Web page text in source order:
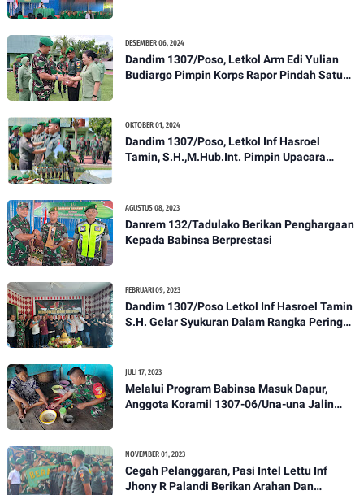
DESEMBER 06, 2024
Dandim 1307/Poso, Letkol Arm Edi Yulian
Budiargo Pimpin Korps Rapor Pindah Satuan
OKTOBER 01, 2024
Dandim 1307/Poso, Letkol Inf Hasroel
Tamin, S.H.,M.Hub.Int. Pimpin Upacara
AGUSTUS 08, 2023
Danrem 132/Tadulako Berikan Penghargaan
Kepada Babinsa Berprestasi
FEBRUARI 09, 2023
Dandim 1307/Poso Letkol Inf Hasroel Tamin
S.H. Gelar Syukuran Dalam Rangka Peringati
JULI 17, 2023
Melalui Program Babinsa Masuk Dapur,
Anggota Koramil 1307-06/Una-una Jalin
NOVEMBER 01, 2023
Cegah Pelanggaran, Pasi Intel Lettu Inf
Jhony R Palandi Berikan Arahan Dan